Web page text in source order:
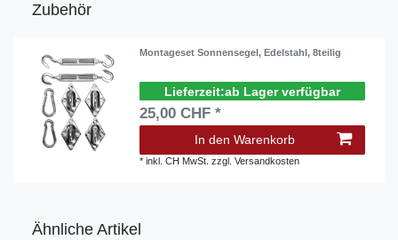
Zubehör
Montageset Sonnensegel, Edelstahl, 8teilig
ab Lager verfügbar
25,00 CHF *
In den Warenkorb
*inkl. CH MwSt. zzgl.Versandkosten
Ähnliche Artikel